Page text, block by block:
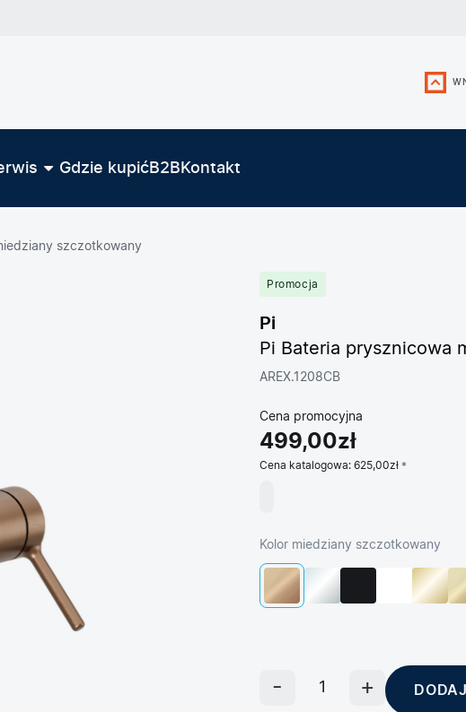
Gdzie kupićB2B Kontakt
szczotkowany
Promocja
Pi
Pi Bateria prysznicowa
AREX.1208CB
Cena promocyjna
499,00zł
Cena katalogowa: 625,00zł
Kolor miedziany szczotkowany